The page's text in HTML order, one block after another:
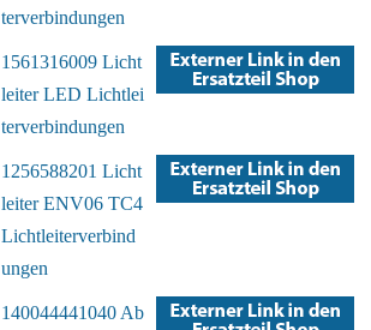
terverbindungen
1561316009 Licht
leiter LED Lichtlei
terverbindungen
1256588201 Licht
leiter ENV06 TC4
Lichtleiterverbind
ungen
140044441040 Ab